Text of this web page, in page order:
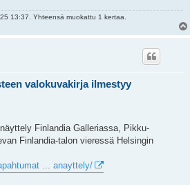
13:37. Yhteensä muokattu 1 kertaa.
valokuvakirja ilmestyy
Finlandia Galleriassa, Pikku-
Finlandia-talon vieressä Helsingin
... anayttely/